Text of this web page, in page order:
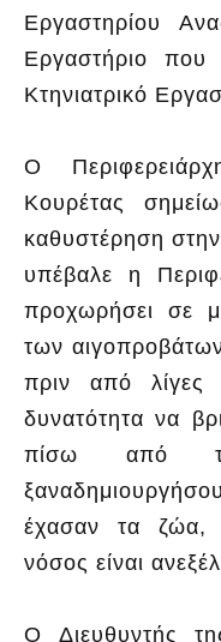
Εργαστηρίου
Εργαστήριο που
Κτηνιατρικό
Ο
Κουρέτας
καθυστέρηση
υπέβαλε η
προχωρήσει σε
των
πριν από
δυνατότητα να
πίσω από
έχασαν τα ζώα,
νόσος είναι
Ο Διευθυντής